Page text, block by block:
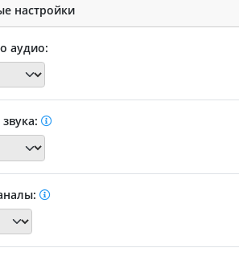
настройки
аудио: